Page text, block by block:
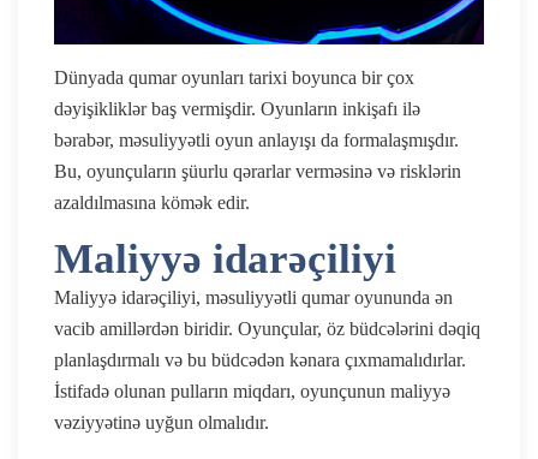
Dünyada qumar oyunları tarixi boyunca bir çox
dəyişikliklər baş vermişdir. Oyunların inkişafı ilə
bərabər, məsuliyyətli oyun anlayışı da formalaşmışdır.
Bu, oyunçuların şüurlu qərarlar verməsinə və risklərin
azaldılmasına kömək edir.
Maliyyə idarəçiliyi
Maliyyə idarəçiliyi, məsuliyyətli qumar oyununda ən
vacib amillərdən biridir. Oyunçular, öz büdcələrini dəqiq
planlaşdırmalı və bu büdcədən kənara çıxmamalıdırlar.
İstifadə olunan pulların miqdarı, oyunçunun maliyyə
vəziyyətinə uyğun olmalıdır.